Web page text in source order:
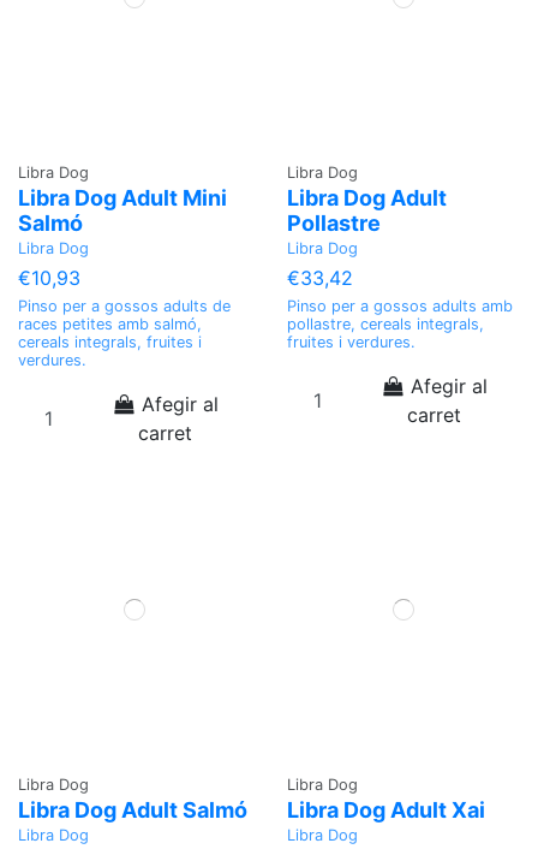
Libra Dog
Libra Dog Adult Mini
Salmó
Libra Dog
€10,93
Pinso per a gossos adults de
races petites amb salmó,
cereals integrals, fruites i
verdures.
Afegir al
carret
Libra Dog
Libra Dog Adult
Pollastre
Libra Dog
€33,42
Pinso per a gossos adults amb
pollastre, cereals integrals,
fruites i verdures.
Afegir al
carret
Libra Dog
Libra Dog Adult Salmó
Libra Dog
Libra Dog
Libra Dog Adult Xai
Libra Dog